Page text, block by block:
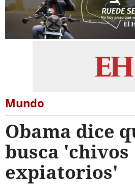
Mundo
Obama dice
busca 'chivos
expiatorios'